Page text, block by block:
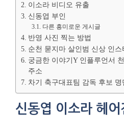
이소라 비디오 유출
신동엽 부인
다른 흥미로운 게시글
반영 사진 찍는 방법
순천 묻지마 살인범 신상 인
궁금한 이야기Y 인플루언서
주소
차기 축구대표팀 감독 후보
신동엽 이소라 헤어